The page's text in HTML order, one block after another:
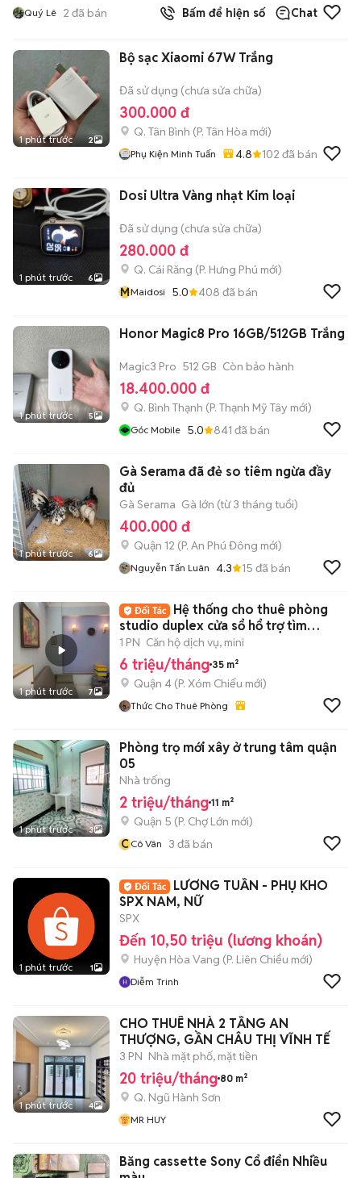
Quý Lê 2 đã bán Bấm để hiện số Chat
1 phút trước 2
Bộ sạc Xiaomi 67W Trắng
Đã sử dụng (chưa sửa chữa)
300.000 đ
Q. Tân Bình (P. Tân Hòa mới)
Phụ Kiện Minh Tuấn 4.8 102 đã bán
1 phút trước 6
Dosi Ultra Vàng nhạt Kim loại
Đã sử dụng (chưa sửa chữa)
280.000 đ
Q. Cái Răng (P. Hưng Phú mới)
MMaidosi 5.0 408 đã bán
1 phút trước 5
Honor Magic8 Pro 16GB/512GB Trắng
Magic3 Pro 512 GB Còn bảo hành
18.400.000 đ
Q. Bình Thạnh (P. Thạnh Mỹ Tây mới)
Góc Mobile 5.0 841 đã bán
1 phút trước 6
Gà Serama đã đẻ so tiêm ngừa đầy
đủ
Gà Serama Gà lớn (từ 3 tháng tuổi)
400.000 đ
Quận 12 (P. An Phú Đông mới)
Nguyễn Tấn Luân 4.3 15 đã bán
1 phút trước 7
Hệ thống cho thuê phòng
studio duplex cửa sổ hổ trợ tìm
phòng miễn phí
1 PN Căn hộ dịch vụ, mini
6 triệu/tháng 35 m²
Quận 4 (P. Xóm Chiếu mới)
Thức Cho Thuê Phòng
1 phút trước 3
Phòng trọ mới xây ở trung tâm quận
05
Nhà trống
2 triệu/tháng 11 m²
Quận 5 (P. Chợ Lớn mới)
CCô Vân 3 đã bán
1 phút trước 1
LƯƠNG TUẦN - PHỤ KHO
SPX NAM, NỮ
SPX
Đến 10,50 triệu (lương khoán)
Huyện Hòa Vang (P. Liên Chiểu mới)
Diễm Trinh
1 phút trước 4
CHO THUÊ NHÀ 2 TẦNG AN
THƯỢNG, GẦN CHÂU THỊ VĨNH TẾ
3 PN Nhà mặt phố, mặt tiền
20 triệu/tháng 80 m²
Q. Ngũ Hành Sơn
MR HUY
Băng cassette Sony Cổ điển Nhiều